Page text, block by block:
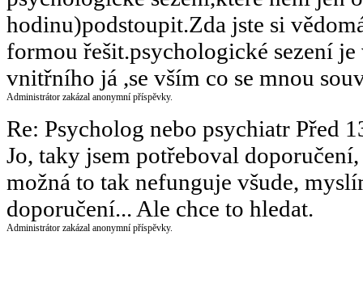
hodinu)podstoupit.Zda jste si
formou řešit.psychologické sezení
vnitřního já ,se vším co se mnou
Administrátor zakázal anonymní příspěvky.
Re: Psycholog nebo psychiatr Před
Jo, taky jsem potřeboval
možná to tak nefunguje všude,
doporučení... Ale chce to hledat.
Administrátor zakázal anonymní příspěvky.